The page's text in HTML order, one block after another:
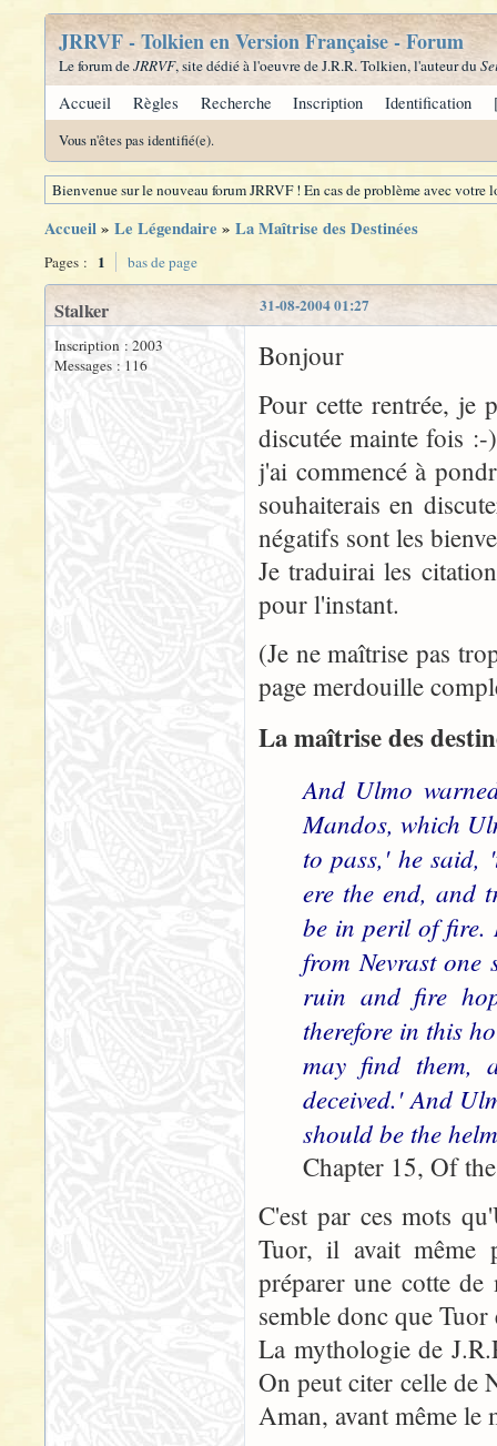
JRRVF - Tolkien en Version Française - Forum
Le forum deJRRVF, site dédié à l'oeuvre de J.R.R. Tolkien, l'auteur du
Accueil Règles Recherche Inscription Identification
Vous n'êtes pas identifié(e).
Bienvenue sur le nouveau forum JRRVF ! En cas de problème avec
Accueil» Le Légendaire » La Maîtrise des Destinées
Pages : 1 bas de page
31-08-2004 01:27
Stalker
Inscription : 2003
Messages : 116
Bonjour
Pour cette rentrée, je
discutée mainte fois
j'ai commencé à
souhaiterais en
négatifs sont les
Je traduirai les
pour l'instant.
(Je ne maîtrise pas
page merdouille
La maîtrise des
And Ulmo
Mandos, which
to pass,' he said,
ere the end, and
be in peril of fire.
from Nevrast
ruin and fire
therefore in this
may find them,
deceived.' And
should be the
Chapter 15, Of
C'est par ces mots
Tuor, il avait même
préparer une cotte
semble donc que
La mythologie de
On peut citer celle de
Aman, avant même le